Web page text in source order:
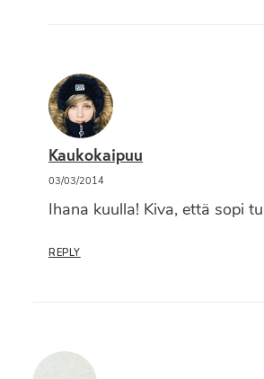
Kaukokaipuu
03/03/2014
Ihana kuulla! Kiva, että sopi
REPLY